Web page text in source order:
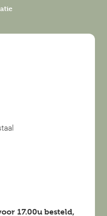
17.00u besteld,